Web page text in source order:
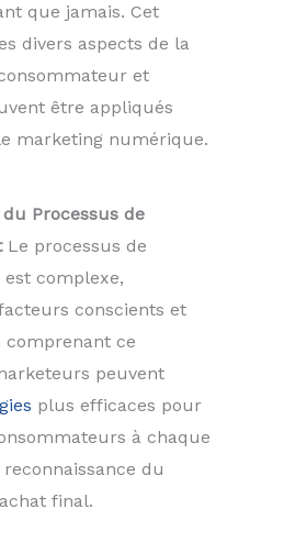
que jamais. Cet
divers aspects de la
et
être appliqués
marketing numérique.
Processus de
Le processus de
est complexe,
conscients et
comprenant ce
peuvent
plus efficaces pour
à chaque
du
final.